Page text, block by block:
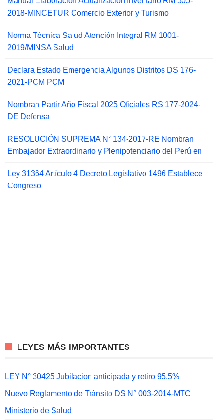
2018-MINCETUR Comercio Exterior y Turismo
Norma Técnica Salud Atención Integral RM 1001-
2019/MINSA Salud
Declara Estado Emergencia Algunos Distritos DS 176-
2021-PCM PCM
Nombran Partir Año Fiscal 2025 Oficiales RS 177-2024-
DE Defensa
RESOLUCIÓN SUPREMA N° 134-2017-RE Nombran
Embajador Extraordinario y Plenipotenciario del Perú en
Ley 31364 Artículo 4 Decreto Legislativo 1496 Establece
Congreso
LEYES MÁS IMPORTANTES
LEY N° 30425 Jubilacion anticipada y retiro 95.5%
Nuevo Reglamento de Tránsito DS N° 003-2014-MTC
Ministerio de Salud